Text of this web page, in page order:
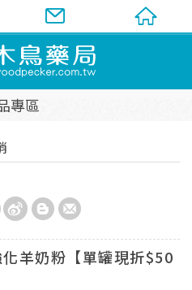
專區
羊奶粉【單罐現折$50